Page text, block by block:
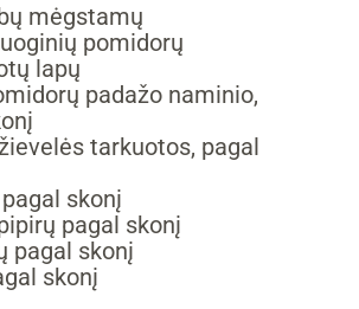
mėgstamų
pomidorų
lapų
padažo naminio,
tarkuotos, pagal
pagal skonį
pagal skonį
pagal skonį
skonį